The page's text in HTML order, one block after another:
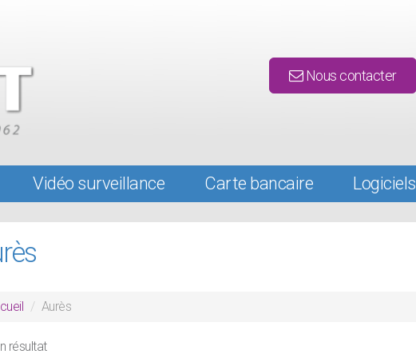
Nous contacter
Vidéo surveillance Carte bancaire Logiciels
Aurès
résultat